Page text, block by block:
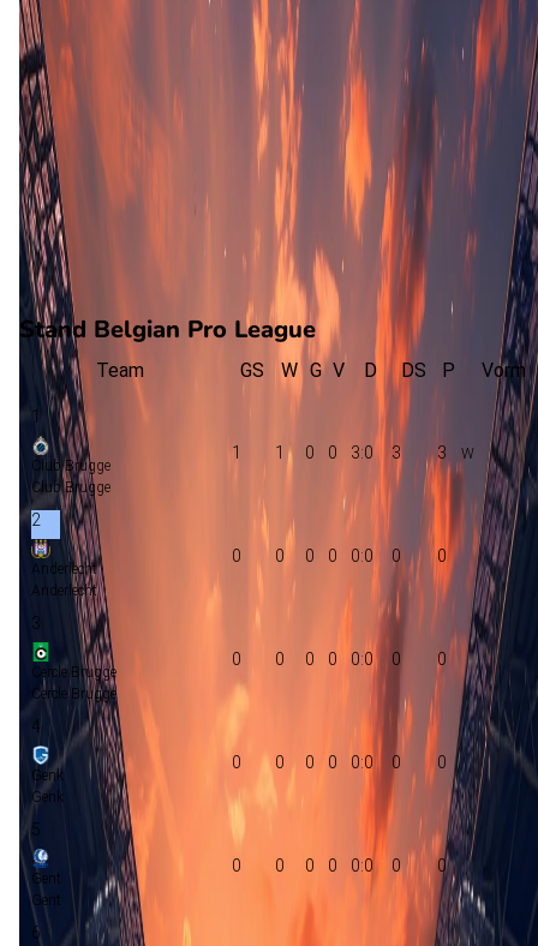
Kortrijk
Kortrijk
-
Royal Antwerp
Royal Antwerp
0 aantal goals
0gewonnen
1verloren
vorm
Stand Belgian Pro League
Team GS W G V D DS P Vorm
1
Club Brugge
Club Brugge
1 1 0 0 3:0 3 3
2
Anderlecht
Anderlecht
0 0 0 0 0:0 0 0
3
Cercle Brugge
Cercle Brugge
0 0 0 0 0:0 0 0
4
Genk
Genk
0 0 0 0 0:0 0 0
5
Gent
Gent
0 0 0 0 0:0 0 0
6